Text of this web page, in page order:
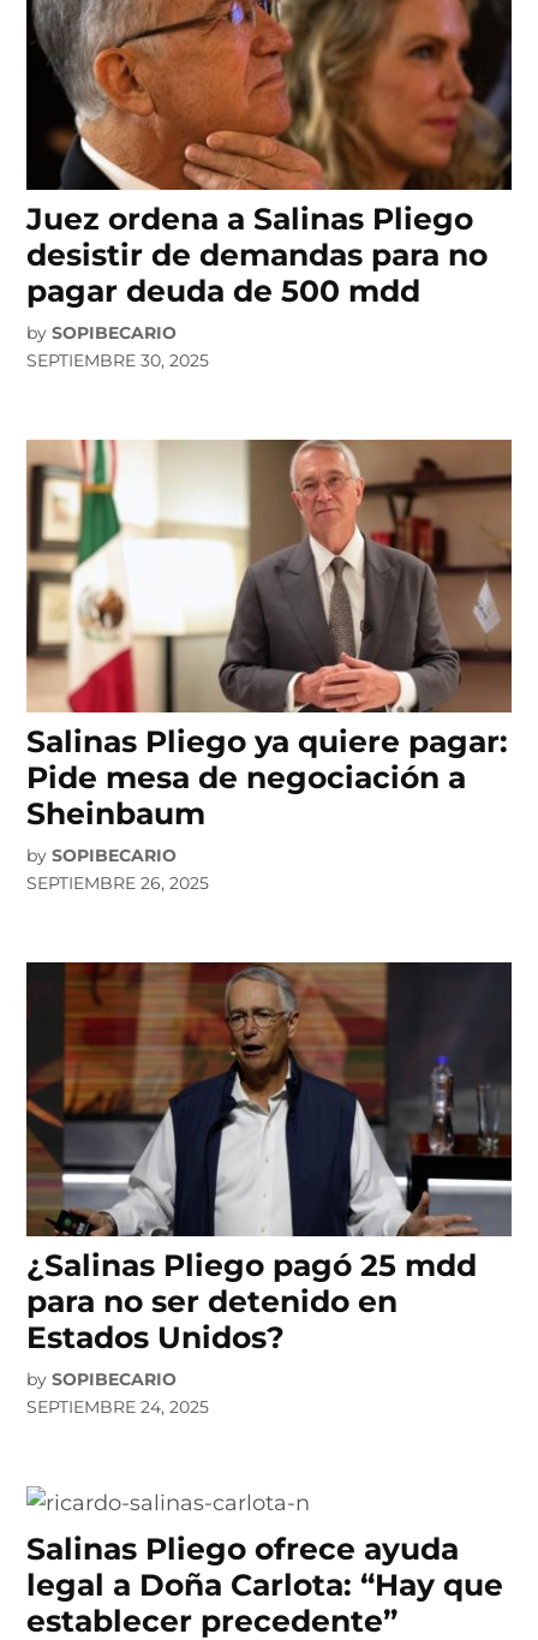
Juez ordena a Salinas Pliego
desistir de demandas para no
pagar deuda de 500 mdd
by SOPIBECARIO
SEPTIEMBRE 30, 2025
Salinas Pliego ya quiere pagar:
Pide mesa de negociación a
Sheinbaum
by SOPIBECARIO
SEPTIEMBRE 26, 2025
¿Salinas Pliego pagó 25 mdd
para no ser detenido en
Estados Unidos?
by SOPIBECARIO
SEPTIEMBRE 24, 2025
Salinas Pliego ofrece ayuda
legal a Doña Carlota: “Hay que
establecer precedente”